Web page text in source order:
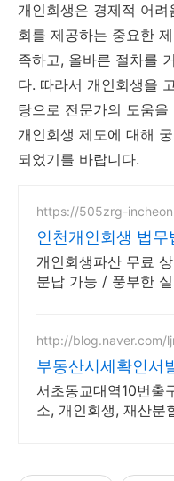
개인회생은 경제적 어
회를 제공하는 중요한
족하고, 올바른 절차를
다. 따라서 개인회생을
탕으로 전문가의 도움
개인회생 제도에 대해
되었기를 바랍니다.
https://505zrg-
인천개인회생 법무
합리적인 수임료
개인회생파산 무료
분납 가능 / 풍부한
http://blog.naver.com/
부동산시세확인서
서초동교대역10번출
소, 개인회생, 재산분